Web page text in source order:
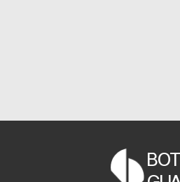
BOT